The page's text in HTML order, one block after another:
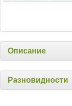
Описание
Разновидности